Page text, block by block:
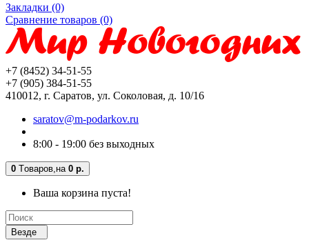
Закладки (0)
Сравнение товаров (0)
+7 (8452) 34-51-55
+7 (905) 384-51-55
410012, г. Саратов, ул. Соколовая, д. 10/16
saratov@m-podarkov.ru
8:00 - 19:00 без выходных
0 Tоваров, на 0 р.
Ваша корзина пуста!
Везде